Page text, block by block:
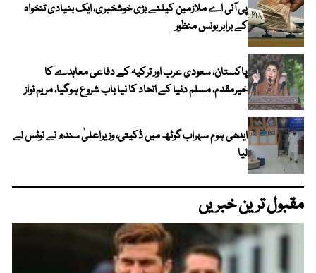
پی آئی اے ملازمین کیلئے بڑی خوشخبری، ایک بنیادی تنخواہ
کے برابر بونس منظور
پاکستان، سعودی عرب اور ترکیہ کے دفاعی معاہدے کا
خیرمقدم، مسلم دنیا کے اتحاد کا نیا باب شروع ہوگیا، مریم نواز
ایدھی ہوم سہراب گوٹھ میں ڈکیتی، وزیراعلیٰ سندھ نے نوٹس لے
لیا
مقبول ترین خبریں